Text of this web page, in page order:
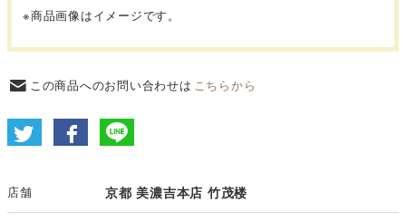
※商品画像はイメージです。
この商品へのお問い合わせは こちらから
店舗 京都 美濃吉本店 竹茂楼